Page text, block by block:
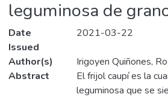
leguminosa de
Date
Issued
2021-03-22
Author(s)
Irigoyen Quiñones,
Abstract
El frijol caupí es la
leguminosa que se